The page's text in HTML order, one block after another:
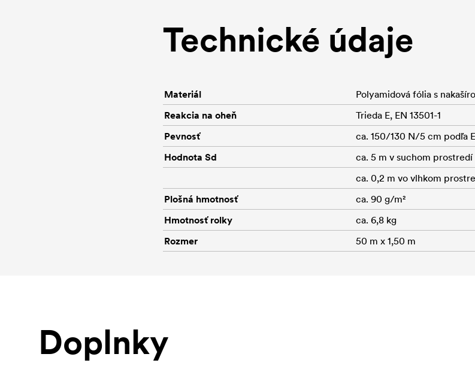
Technické údaje
Materiál
Polyamidová fólia s
Reakcia na oheň
Trieda E, EN 13501-1
Pevnosť
ca. 150/130 N/5 cm podľa
Hodnota Sd
ca. 5 m v suchom prostredí
ca. 0,2 m vo vlhkom
Plošná hmotnosť
ca. 90 g/m²
Hmotnosť rolky
ca. 6,8 kg
Rozmer
50 m x 1,50 m
Doplnky